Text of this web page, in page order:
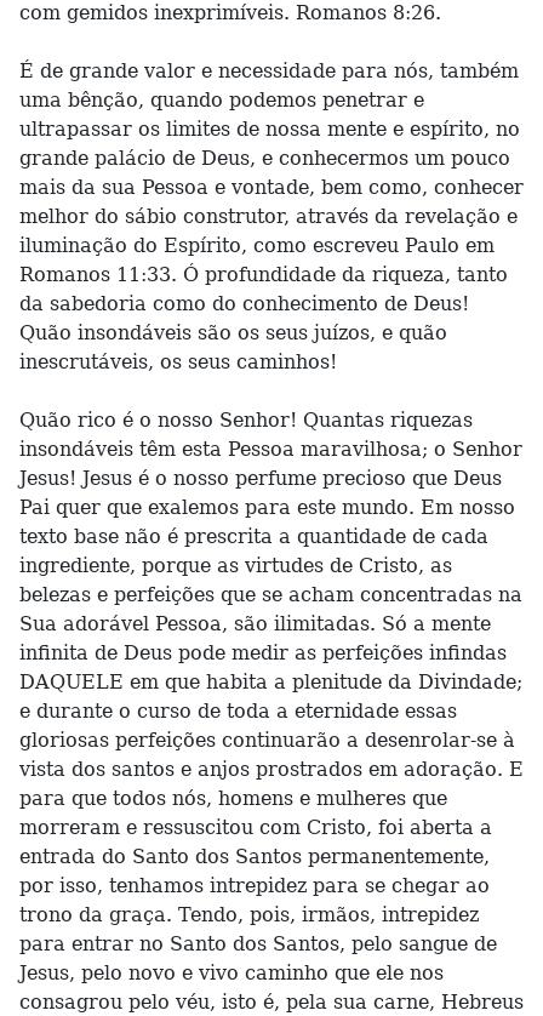
com gemidos inexprimíveis. Romanos 8:26.
É de grande valor e necessidade para nós, também
uma bênção, quando podemos penetrar e
ultrapassar os limites de nossa mente e espírito, no
grande palácio de Deus, e conhecermos um pouco
mais da sua Pessoa e vontade, bem como, conhecer
melhor do sábio construtor, através da revelação e
iluminação do Espírito, como escreveu Paulo em
Romanos 11:33. Ó profundidade da riqueza, tanto
da sabedoria como do conhecimento de Deus!
Quão insondáveis são os seus juízos, e quão
inescrutáveis, os seus caminhos!
Quão rico é o nosso Senhor! Quantas riquezas
insondáveis têm esta Pessoa maravilhosa; o Senhor
Jesus! Jesus é o nosso perfume precioso que Deus
Pai quer que exalemos para este mundo. Em nosso
texto base não é prescrita a quantidade de cada
ingrediente, porque as virtudes de Cristo, as
belezas e perfeições que se acham concentradas na
Sua adorável Pessoa, são ilimitadas. Só a mente
infinita de Deus pode medir as perfeições infindas
DAQUELE em que habita a plenitude da Divindade;
e durante o curso de toda a eternidade essas
gloriosas perfeições continuarão a desenrolar-se à
vista dos santos e anjos prostrados em adoração. E
para que todos nós, homens e mulheres que
morreram e ressuscitou com Cristo, foi aberta a
entrada do Santo dos Santos permanentemente,
por isso, tenhamos intrepidez para se chegar ao
trono da graça. Tendo, pois, irmãos, intrepidez
para entrar no Santo dos Santos, pelo sangue de
Jesus, pelo novo e vivo caminho que ele nos
consagrou pelo véu, isto é, pela sua carne, Hebreus